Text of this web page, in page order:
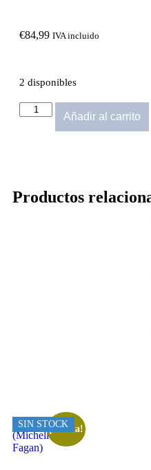
€84,99 IVA incluido
2 disponibles
Añadir al carrito
Productos
¡Oferta!
SIN STOCK